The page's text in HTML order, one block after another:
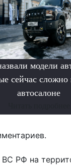
модели
сейчас сложно
автосалоне
РФ на